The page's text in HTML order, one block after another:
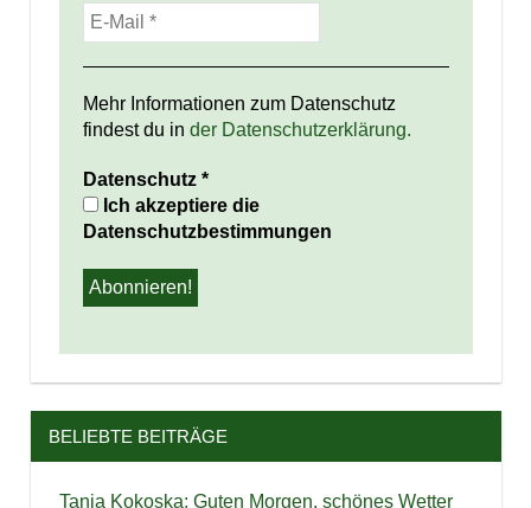
Mehr Informationen zum Datenschutz
findest du in der Datenschutzerklärung.
Datenschutz *
Ich akzeptiere die
Datenschutzbestimmungen
BELIEBTE BEITRÄGE
Tanja Kokoska: Guten Morgen, schönes Wetter